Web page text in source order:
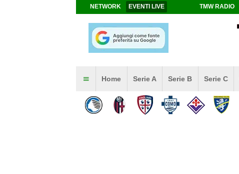
NETWORK EVENTI LIVE TMW RADIO
Home Serie A Serie B Serie C